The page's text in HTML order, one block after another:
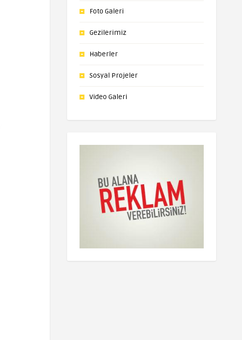
Foto Galeri
Gezilerimiz
Haberler
Sosyal Projeler
Video Galeri